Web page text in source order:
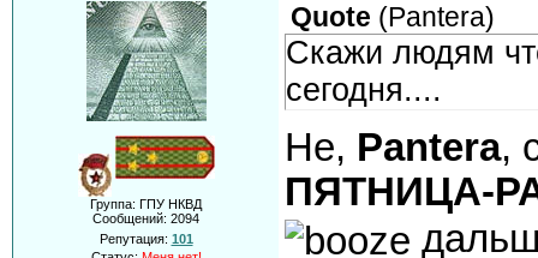
Группа: ГПУ НКВД
Сообщений: 2094
Репутация: 101
Quote (Pantera)
Скажи людям
сегодня....
Не, Pantera,
ПЯТНИЦА-